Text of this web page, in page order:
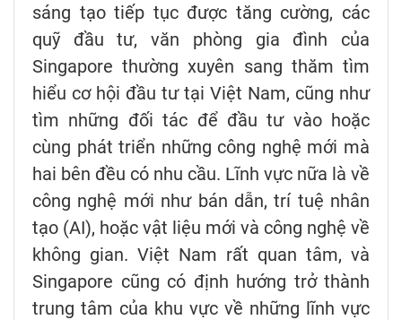
sáng tạo tiếp tục được tăng cường, các
quỹ đầu tư, văn phòng gia đình của
Singapore thường xuyên sang thăm tìm
hiểu cơ hội đầu tư tại Việt Nam, cũng như
tìm những đối tác để đầu tư vào hoặc
cùng phát triển những công nghệ mới mà
hai bên đều có nhu cầu. Lĩnh vực nữa là về
công nghệ mới như bán dẫn, trí tuệ nhân
tạo (AI), hoặc vật liệu mới và công nghệ về
không gian. Việt Nam rất quan tâm, và
Singapore cũng có định hướng trở thành
trung tâm của khu vực về những lĩnh vực